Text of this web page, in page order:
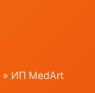
» ИП MedArt